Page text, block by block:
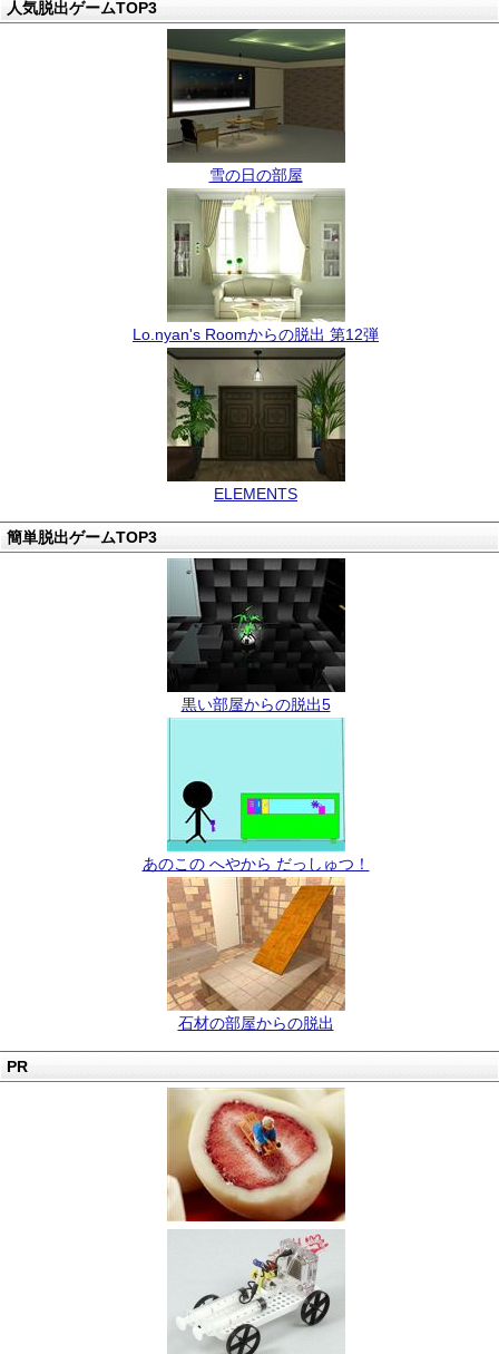
人気脱出ゲームTOP3
雪の日の部屋
Lo.nyan's Roomからの脱出 第12弾
ELEMENTS
簡単脱出ゲームTOP3
黒い部屋からの脱出5
あのこの へやから だっしゅつ！
石材の部屋からの脱出
PR